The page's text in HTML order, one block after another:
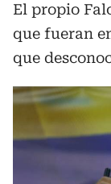
El propio
que fueran
que